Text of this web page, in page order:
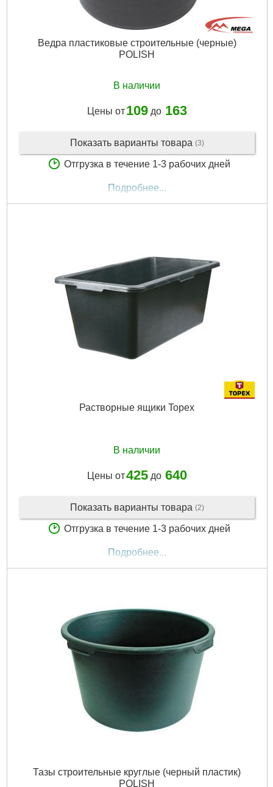
Ведра пластиковые строительные (черные)
POLISH
В наличии
Цены от 109до 163
Показать варианты товара (3)
Отгрузка в течение 1-3 рабочих дней
Подробнее...
Растворные ящики Topex
В наличии
Цены от425до 640
Показать варианты товара (2)
Отгрузка в течение 1-3 рабочих дней
Подробнее...
Тазы строительные круглые (черный пластик)
POLISH